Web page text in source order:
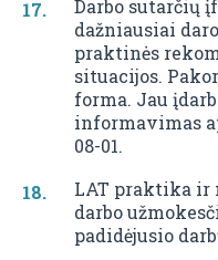
Darbo sutarčių
dažniausiai
praktinės
situacijos.
forma. Jau
informavimas
08-01.
LAT praktika ir
darbo
padidėjusio